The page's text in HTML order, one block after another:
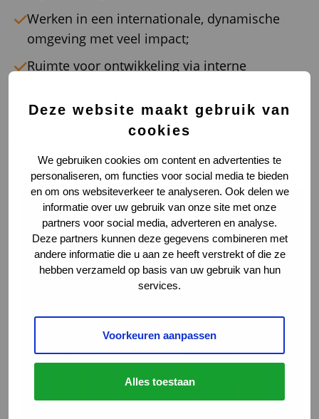
Deze website maakt gebruik van
cookies
We gebruiken cookies om content en advertenties te
personaliseren, om functies voor social media te bieden
en om ons websiteverkeer te analyseren. Ook delen we
informatie over uw gebruik van onze site met onze
partners voor social media, adverteren en analyse.
Deze partners kunnen deze gegevens combineren met
andere informatie die u aan ze heeft verstrekt of die ze
hebben verzameld op basis van uw gebruik van hun
services.
Voorkeuren aanpassen
Alles toestaan
Werken in een internationale, dynamische
omgeving met veel impact;
Ruimte voor ontwikkeling via interne
Standplaats Maastricht of Venlo.
Deze vacature afdrukken